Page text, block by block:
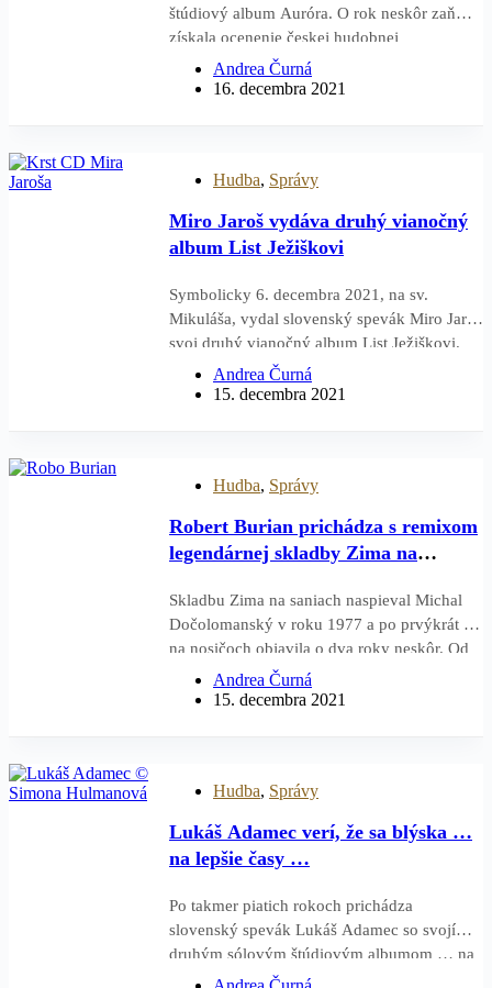
štúdiový album Auróra. O rok neskôr zaň
získala ocenenie českej hudobnej
akadémie Anděl v kategórii Slovenský
album. Začiatkom decembra obdržali bratia
košickej…
Andrea Čurná
16. decembra 2021
Hudba, Správy
Miro Jaroš vydáva druhý vianočný
album List Ježiškovi
Symbolicky 6. decembra 2021, na sv.
Mikuláša, vydal slovenský spevák Miro Jaroš
svoj druhý vianočný album List Ježiškovi.
Obsahuje štrnásť skladieb vrátane aktuálneho
singla Každý deň v roku či dvoch známych
Andrea Čurná
15. decembra 2021
Hudba, Správy
Robert Burian prichádza s remixom
legendárnej skladby Zima na
Skladbu Zima na saniach naspieval Michal
Dočolomanský v roku 1977 a po prvýkrát sa
na nosičoch objavila o dva roky neskôr. Od
tej doby sa objavilo viacero verzií, tú
tohtoročnú pripravil slovenský DJ
Andrea Čurná
15. decembra 2021
Hudba, Správy
Lukáš Adamec verí, že sa blýska …
na lepšie časy …
Po takmer piatich rokoch prichádza
slovenský spevák Lukáš Adamec so svojím
druhým sólovým štúdiovým albumom … na
lepšie časy … Na albume sa nachádza 13